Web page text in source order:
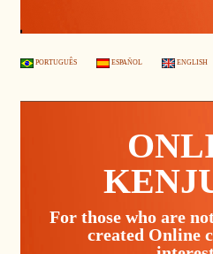
PORTUGUÊS ESPAÑOL ENGLISH
For those who are
created Online